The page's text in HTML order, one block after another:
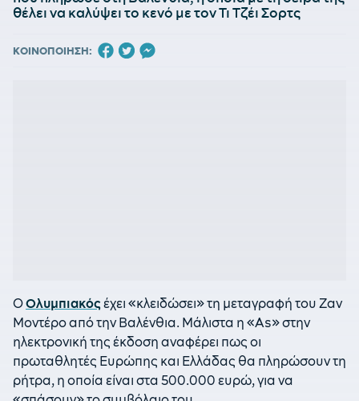
θέλει να καλύψει το κενό με τον Τι Τζέι Σορτς
ΚΟΙΝΟΠΟΙΗΣΗ:
ΟΟλυμπιακός έχει «κλειδώσει» τη μεταγραφή του Ζαν
Μοντέρο από την Βαλένθια. Μάλιστα η «As» στην
ηλεκτρονική της έκδοση αναφέρει πως οι
πρωταθλητές Ευρώπης και Ελλάδας θα πληρώσουν τη
ρήτρα, η οποία είναι στα 500.000 ευρώ, για να